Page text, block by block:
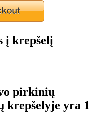
į krepšelį
pirkinių
krepšelyje yra 1